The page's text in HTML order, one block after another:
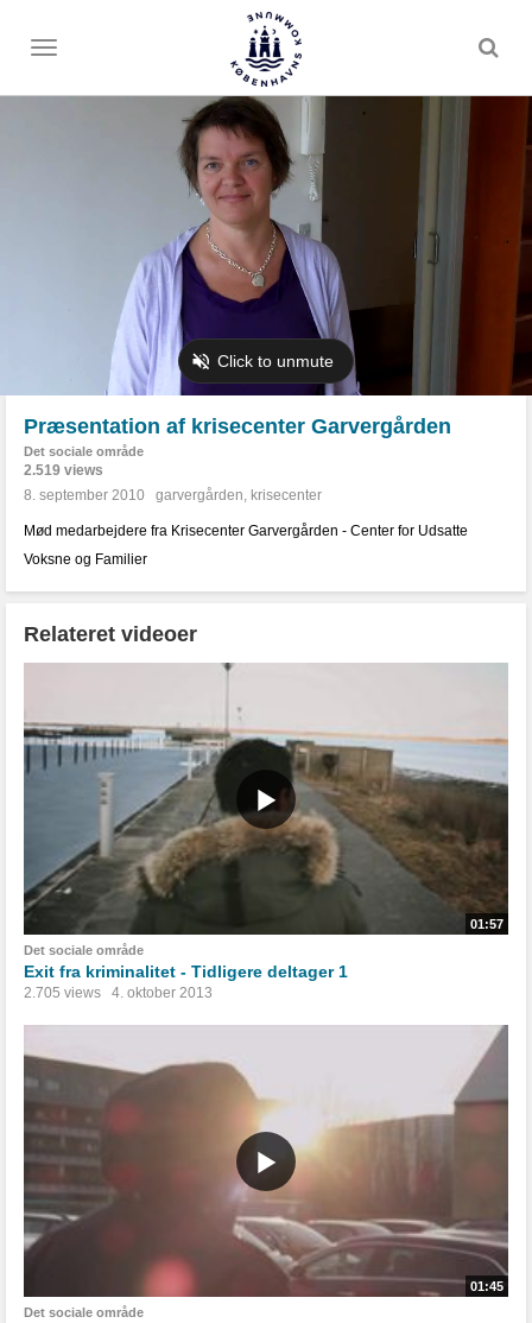
Toggle
Præsentation af krisecenter Garvergården
Det sociale område
2.519 views
8. september 2010
garvergården, krisecenter
Mød medarbejdere fra Krisecenter Garvergården - Center for Udsatte
Voksne og Familier
Relateret videoer
01:57
Det sociale område
Exit fra kriminalitet - Tidligere deltager 1
2.705 views 4. oktober 2013
01:45
Det sociale område